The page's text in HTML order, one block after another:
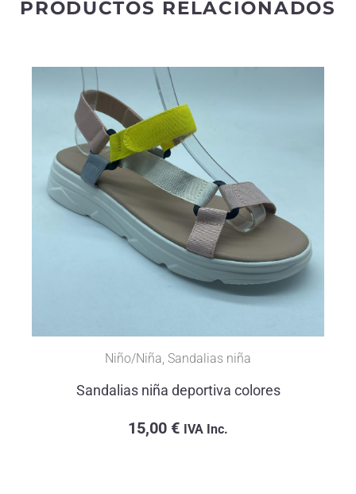
PRODUCTOS RELACIONADOS
Niño/Niña Sandalias niña
Sandalias niña deportiva colores
15,00 € IVA Inc.